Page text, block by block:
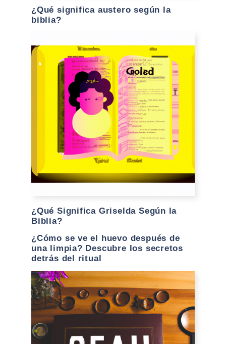
¿Qué significa austero según la
biblia?
¿Qué Significa Griselda Según la
Biblia?
¿Cómo se ve el huevo después de
una limpia? Descubre los secretos
detrás del ritual